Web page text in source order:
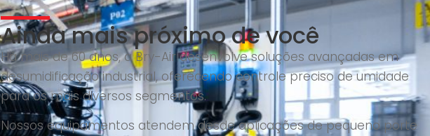
Ainda mais próximo de você
Há mais de 60 anos, a Bry-Air desenvolve soluções avançadas em
desumidificação industrial, oferecendo controle preciso de umidade
para os mais diversos segmentos.
Nossos equipamentos atendem desde aplicações de pequeno porte